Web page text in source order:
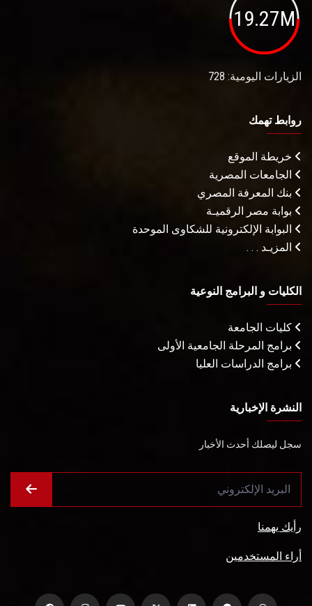
19.27M
الزيارات اليومية: 728
روابط تهمك
خريطة الموقع
الجامعات المصرية
بنك المعرفة المصري
بوابة مصر الرقميـة
البوابة الإلكترونية للشكاوى الموحدة
المزيـد . . .
الكليات و البرامج النوعية
كليات الجامعة
برامج المرحلة الجامعية الأولى
برامج الدراسات العليا
النشرة الإخبارية
سجل ليصلك أحدث الأخبار
رأيك يهمنا
أراء المستخدمين